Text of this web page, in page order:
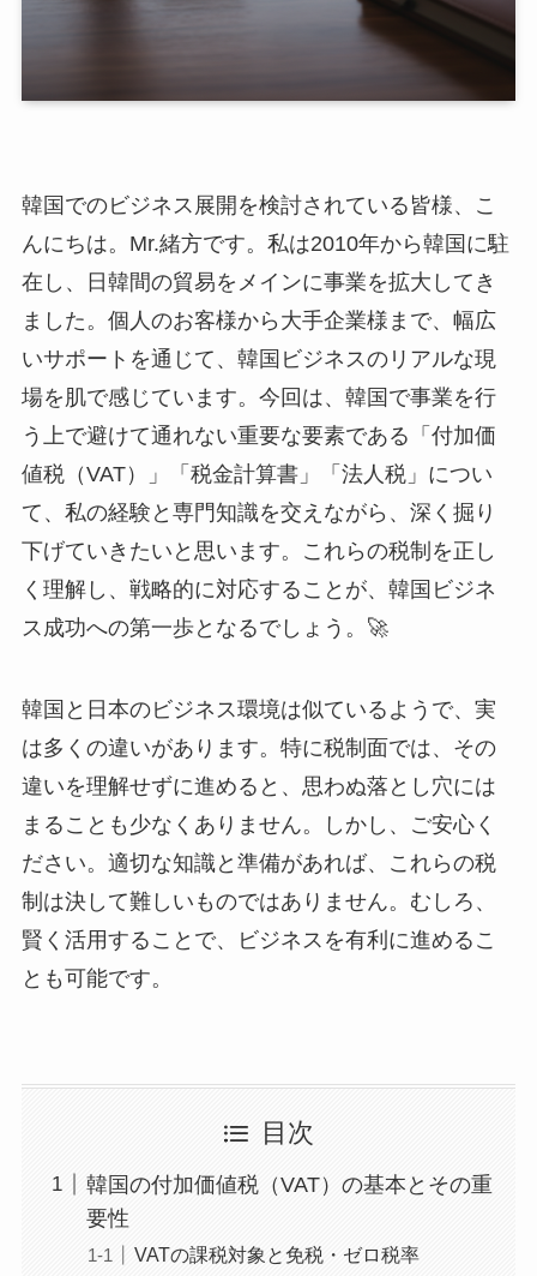
韓国でのビジネス展開を検討されている皆様、こ
んにちは。Mr.緒方です。私は2010年から韓国に駐
在し、日韓間の貿易をメインに事業を拡大してき
ました。個人のお客様から大手企業様まで、幅広
いサポートを通じて、韓国ビジネスのリアルな現
場を肌で感じています。今回は、韓国で事業を行
う上で避けて通れない重要な要素である「付加価
値税（VAT）」「税金計算書」「法人税」につい
て、私の経験と専門知識を交えながら、深く掘り
下げていきたいと思います。これらの税制を正し
く理解し、戦略的に対応することが、韓国ビジネ
ス成功への第一歩となるでしょう。🚀
韓国と日本のビジネス環境は似ているようで、実
は多くの違いがあります。特に税制面では、その
違いを理解せずに進めると、思わぬ落とし穴には
まることも少なくありません。しかし、ご安心く
ださい。適切な知識と準備があれば、これらの税
制は決して難しいものではありません。むしろ、
賢く活用することで、ビジネスを有利に進めるこ
とも可能です。
目次
韓国の付加価値税（VAT）の基本とその重
要性
VATの課税対象と免税・ゼロ税率